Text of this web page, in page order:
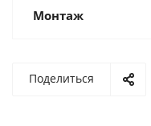
Монтаж
Поделиться